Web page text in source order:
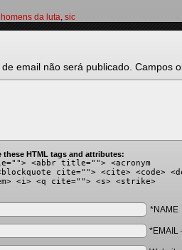
homens da luta, sic
email não será publicado. Campos
these HTML tags and attributes:
<abbr title=""> <acronym
cite=""> <cite> <code>
<i> <q cite=""> <s> <strike>
*NAME
*EMAIL